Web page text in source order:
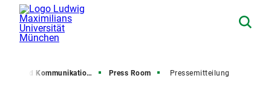
und Kommunikation (PuK) Press Room Pressemitteilung